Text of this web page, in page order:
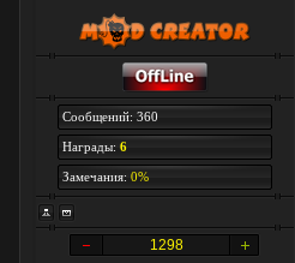
Сообщений: 360
Награды: 6
Замечания: 0%
1298